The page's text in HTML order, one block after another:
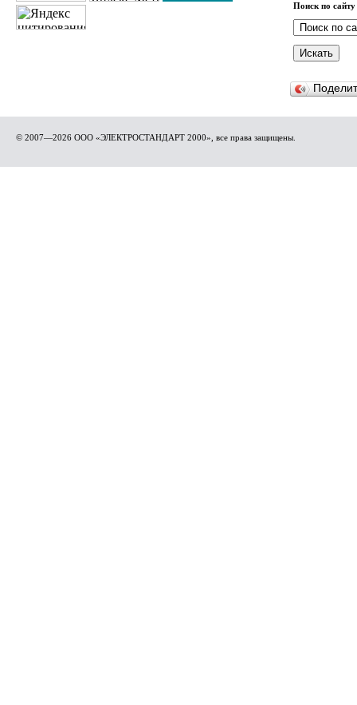
Поиск по сайту
© 2007—2026 ООО «ЭЛЕКТРОСТАНДАРТ 2000», все права защищены.